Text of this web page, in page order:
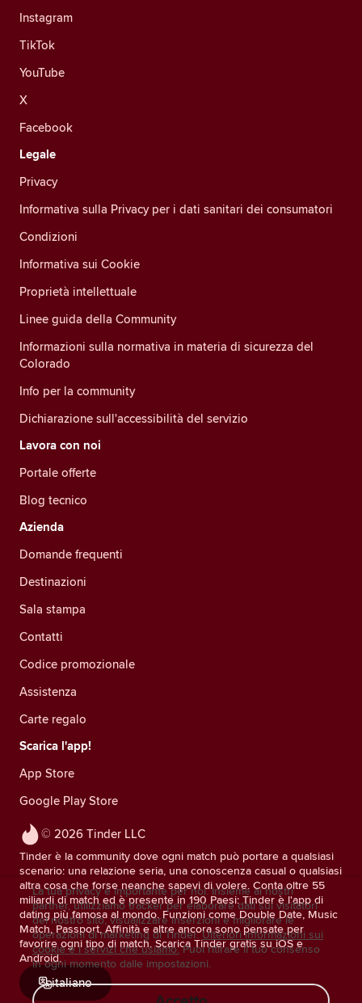
© 2026 Tinder LLC
Tinder è la community dove ogni match può portare a qualsiasi
scenario: una relazione seria, una conoscenza casual o qualsiasi
altra cosa che forse neanche sapevi di volere. Conta oltre 55
miliardi di match ed è presente in 190 Paesi: Tinder è l'app di
dating più famosa al mondo. Funzioni come Double Date, Music
Match, Passport, Affinità e altre ancora sono pensate per
favorire ogni tipo di match. Scarica Tinder gratis su iOS e
Android.
italiano
Instagram
TikTok
YouTube
X
Facebook
Legale
Privacy
Informativa sulla Privacy per i dati sanitari dei consumatori
Condizioni
Informativa sui Cookie
Proprietà intellettuale
Linee guida della Community
Informazioni sulla normativa in materia di sicurezza del
Colorado
Info per la community
Dichiarazione sull'accessibilità del servizio
Lavora con noi
Portale offerte
Blog tecnico
Azienda
Domande frequenti
Destinazioni
Sala stampa
Contatti
Codice promozionale
Assistenza
Carte regalo
Scarica l'app!
App Store
Google Play Store
La tua privacy è importante per noi. Insieme ai nostri
partner, utilizziamo tracker per elaborare dati sui visitatori
del nostro sito, visualizzare inserzioni e migliorare le
operazioni di marketing di Tinder. Ulteriori informazioni sui
cookie e i servizi che usiamo. Puoi ritirare il tuo consenso
in ogni momento dalle impostazioni.